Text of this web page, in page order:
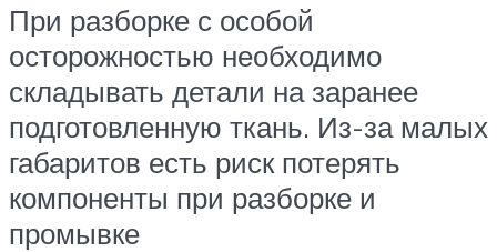
При разборке с особой
осторожностью необходимо
складывать детали на заранее
подготовленную ткань. Из-за малых
габаритов есть риск потерять
компоненты при разборке и
промывке